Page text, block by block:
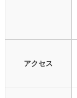
アクセス